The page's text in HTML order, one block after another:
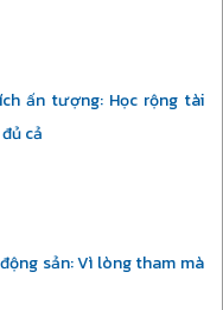
ấn tượng: Học rộng tài
cả
sản: Vì lòng tham mà